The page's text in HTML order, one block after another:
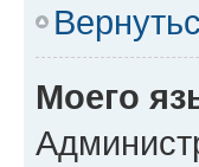
Моего